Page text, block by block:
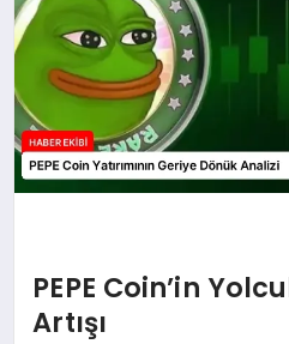
PEPE Coin’in
Artışı